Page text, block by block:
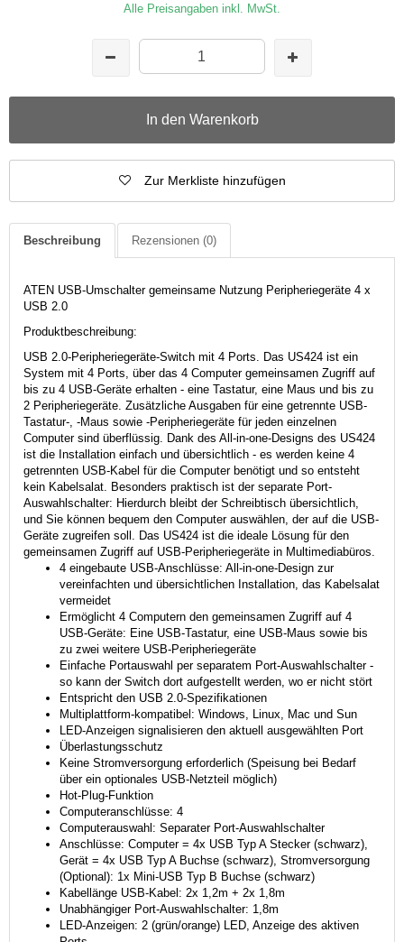
Alle Preisangaben inkl. MwSt.
In den Warenkorb
Zur Merkliste hinzufügen
Beschreibung Rezensionen (0)
ATEN USB-Umschalter gemeinsame Nutzung Peripheriegeräte 4 x
USB 2.0
Produktbeschreibung:
USB 2.0-Peripheriegeräte-Switch mit 4 Ports. Das US424 ist ein
System mit 4 Ports, über das 4 Computer gemeinsamen Zugriff auf
bis zu 4 USB-Geräte erhalten - eine Tastatur, eine Maus und bis zu
2 Peripheriegeräte. Zusätzliche Ausgaben für eine getrennte USB-
Tastatur-, -Maus sowie -Peripheriegeräte für jeden einzelnen
Computer sind überflüssig. Dank des All-in-one-Designs des US424
ist die Installation einfach und übersichtlich - es werden keine 4
getrennten USB-Kabel für die Computer benötigt und so entsteht
kein Kabelsalat. Besonders praktisch ist der separate Port-
Auswahlschalter: Hierdurch bleibt der Schreibtisch übersichtlich,
und Sie können bequem den Computer auswählen, der auf die USB-
Geräte zugreifen soll. Das US424 ist die ideale Lösung für den
gemeinsamen Zugriff auf USB-Peripheriegeräte in Multimediabüros.
4 eingebaute USB-Anschlüsse: All-in-one-Design zur
vereinfachten und übersichtlichen Installation, das Kabelsalat
vermeidet
Ermöglicht 4 Computern den gemeinsamen Zugriff auf 4
USB-Geräte: Eine USB-Tastatur, eine USB-Maus sowie bis
zu zwei weitere USB-Peripheriegeräte
Einfache Portauswahl per separatem Port-Auswahlschalter -
so kann der Switch dort aufgestellt werden, wo er nicht stört
Entspricht den USB 2.0-Spezifikationen
Multiplattform-kompatibel: Windows, Linux, Mac und Sun
LED-Anzeigen signalisieren den aktuell ausgewählten Port
Überlastungsschutz
Keine Stromversorgung erforderlich (Speisung bei Bedarf
über ein optionales USB-Netzteil möglich)
Hot-Plug-Funktion
Computeranschlüsse: 4
Computerauswahl: Separater Port-Auswahlschalter
Anschlüsse: Computer = 4x USB Typ A Stecker (schwarz),
Gerät = 4x USB Typ A Buchse (schwarz), Stromversorgung
(Optional): 1x Mini-USB Typ B Buchse (schwarz)
Kabellänge USB-Kabel: 2x 1,2m + 2x 1,8m
Unabhängiger Port-Auswahlschalter: 1,8m
LED-Anzeigen: 2 (grün/orange) LED, Anzeige des aktiven